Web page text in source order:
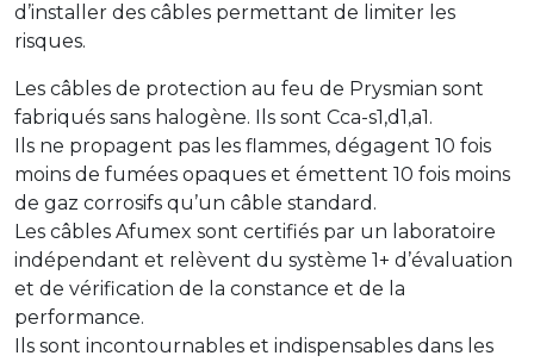
d’installer des câbles permettant de limiter les
risques.
Les câbles de protection au feu de Prysmian sont
fabriqués sans halogène. Ils sont Cca-s1,d1,a1.
Ils ne propagent pas les flammes, dégagent 10 fois
moins de fumées opaques et émettent 10 fois moins
de gaz corrosifs qu’un câble standard.
Les câbles Afumex sont certifiés par un laboratoire
indépendant et relèvent du système 1+ d’évaluation
et de vérification de la constance et de la
performance.
Ils sont incontournables et indispensables dans les